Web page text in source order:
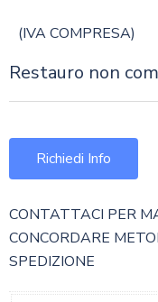
(IVA COMPRESA)
Restauro non
Richiedi Info
CONTATTACI PER
CONCORDARE
SPEDIZIONE